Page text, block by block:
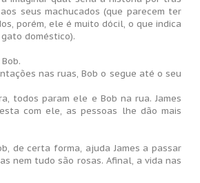
seus machucados (que parecem ter
porém, ele é muito dócil, o que indica
doméstico).
nas ruas, Bob o segue até o seu
todos param ele e Bob na rua. James
com ele, as pessoas lhe dão mais
de certa forma, ajuda James a passar
nem tudo são rosas. Afinal, a vida nas